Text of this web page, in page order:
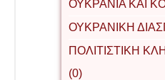
ΟΥΚΡΑΝΙΑ ΚΑΙ
ΟΥΚΡΑΝΙΚΗ
ΠΟΛΙΤΙΣΤΙΚΗ
(0)